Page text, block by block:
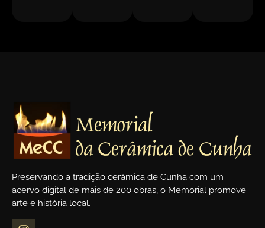
Preservando a tradição cerâmica de Cunha com um
acervo digital de mais de 200 obras, o Memorial promove
arte e história local.